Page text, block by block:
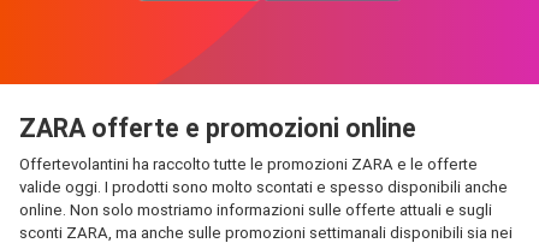
ZARA offerte e promozioni online
Offertevolantini ha raccolto tutte le promozioni ZARA e le offerte
valide oggi. I prodotti sono molto scontati e spesso disponibili anche
online. Non solo mostriamo informazioni sulle offerte attuali e sugli
sconti ZARA, ma anche sulle promozioni settimanali disponibili sia nei